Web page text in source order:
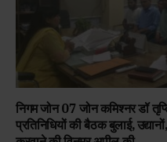
निगम जोन 07 जोन कमिश्नर डॉ
प्रतिनिधियों की बैठक बुलाई,